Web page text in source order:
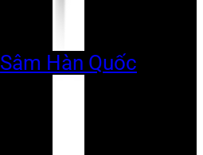
Sâm Hàn Quốc